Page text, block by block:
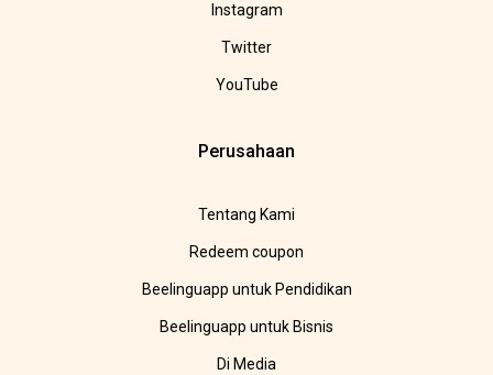
Instagram
Twitter
YouTube
Perusahaan
Tentang Kami
Redeem coupon
Beelinguapp untuk Pendidikan
Beelinguapp untuk Bisnis
Di Media